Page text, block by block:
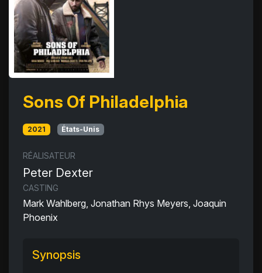
Sons Of Philadelphia
2021 États-Unis
RÉALISATEUR
Peter Dexter
CASTING
Mark Wahlberg, Jonathan Rhys Meyers, Joaquin
Phoenix
Synopsis